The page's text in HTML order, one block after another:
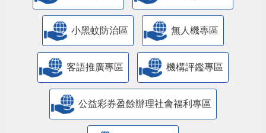
小黑蚊防治區 無人機專區
客語推廣專區 機構評鑑專區
公益彩券盈餘辦理社會福利專區